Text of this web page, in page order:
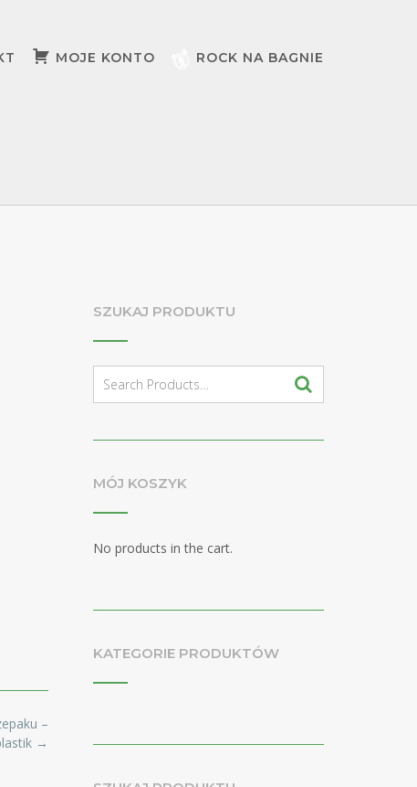
MOJE KONTO ROCK NA BAGNIE
–
→
SZUKAJ PRODUKTU
for:
MÓJ KOSZYK
No products in the cart.
KATEGORIE PRODUKTÓW